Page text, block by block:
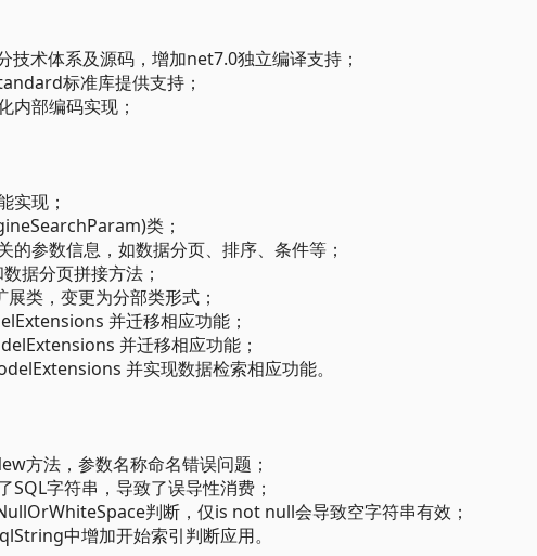
技术体系及源码，增加net7.0独立编译支持；
标准库提供支持；
内部编码实现；
实现；
类；
参数信息，如数据分页、排序、条件等；
据分页拼接方法；
类，变更为分部类形式；
并迁移相应功能；
并迁移相应功能；
并实现数据检索相应功能。
方法，参数名称命名错误问题；
字符串，导致了误导性消费；
判断，仅is not null会导致空字符串有效；
中增加开始索引判断应用。